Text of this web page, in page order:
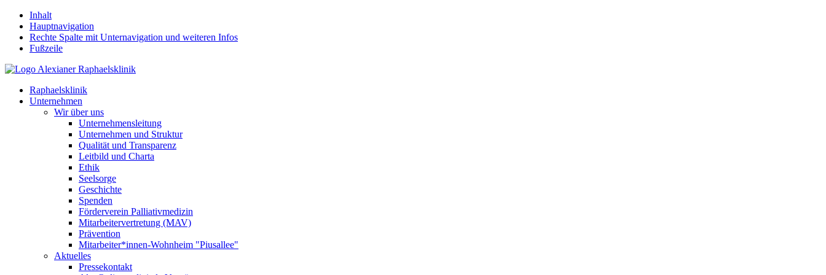
Inhalt
Hauptnavigation
Rechte Spalte mit Unternavigation und weiteren Infos
Fußzeile
Raphaelsklinik
Unternehmen
Wir über uns
Unternehmensleitung
Unternehmen und Struktur
Qualität und Transparenz
Leitbild und Charta
Ethik
Seelsorge
Geschichte
Spenden
Förderverein Palliativmedizin
Mitarbeitervertretung (MAV)
Prävention
Mitarbeiter*innen-Wohnheim "Piusallee"
Aktuelles
Pressekontakt